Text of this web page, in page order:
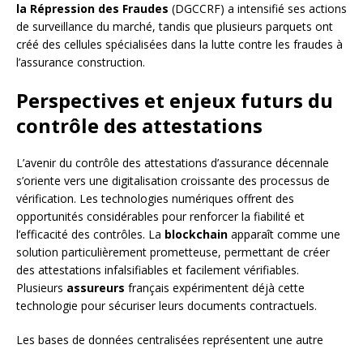
la Répression des Fraudes (DGCCRF) a intensifié ses actions
de surveillance du marché, tandis que plusieurs parquets ont
créé des cellules spécialisées dans la lutte contre les fraudes à
l’assurance construction.
Perspectives et enjeux futurs du
contrôle des attestations
L’avenir du contrôle des attestations d’assurance décennale
s’oriente vers une digitalisation croissante des processus de
vérification. Les technologies numériques offrent des
opportunités considérables pour renforcer la fiabilité et
l’efficacité des contrôles. La blockchain apparaît comme une
solution particulièrement prometteuse, permettant de créer
des attestations infalsifiables et facilement vérifiables.
Plusieurs assureurs français expérimentent déjà cette
technologie pour sécuriser leurs documents contractuels.
Les bases de données centralisées représentent une autre